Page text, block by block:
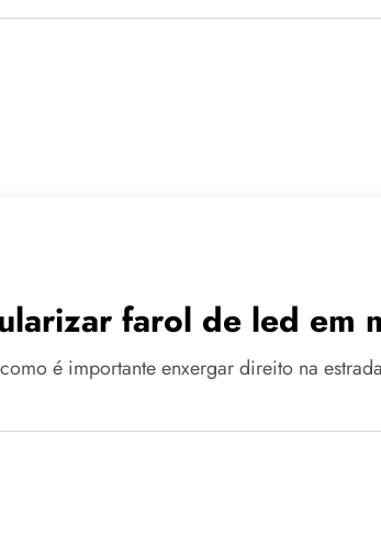
farol de led em
é importante enxergar direito na